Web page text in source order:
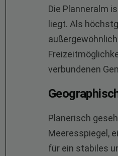
Die Planneralm
liegt. Als
verbundenen
Planerisch
Meeresspiegel,
für ein stabiles